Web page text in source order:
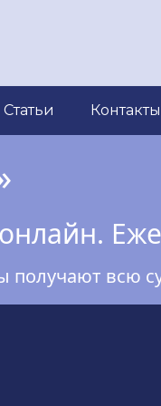
Статьи Контакты
всю